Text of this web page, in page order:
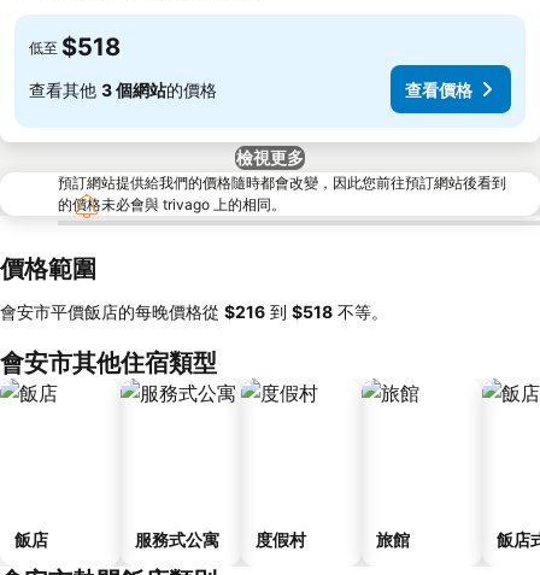
低至 $518
查看其他 3 個網站的價格 查看價格
檢視更多
預訂網站提供給我們的價格隨時都會改變，因此您前往預訂網站後看到
的價格未必會與 trivago 上的相同。
價格範圍
會安市平價飯店的每晚價格從 ‎$216 到 ‎$518 不等。
會安市其他住宿類型
飯店 服務式公寓 度假村 旅館 飯店